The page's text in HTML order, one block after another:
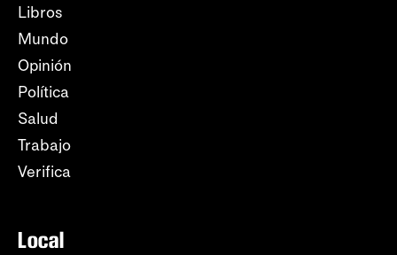
Libros
Mundo
Opinión
Política
Salud
Trabajo
Verifica
Local